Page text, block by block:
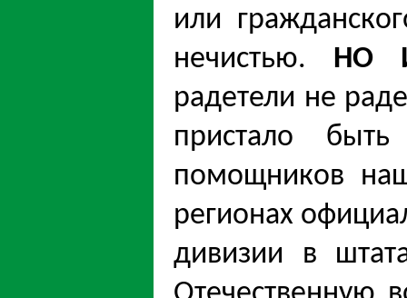
или
нечистью. НО
радетели не
пристало
помощников
регионах
дивизии в